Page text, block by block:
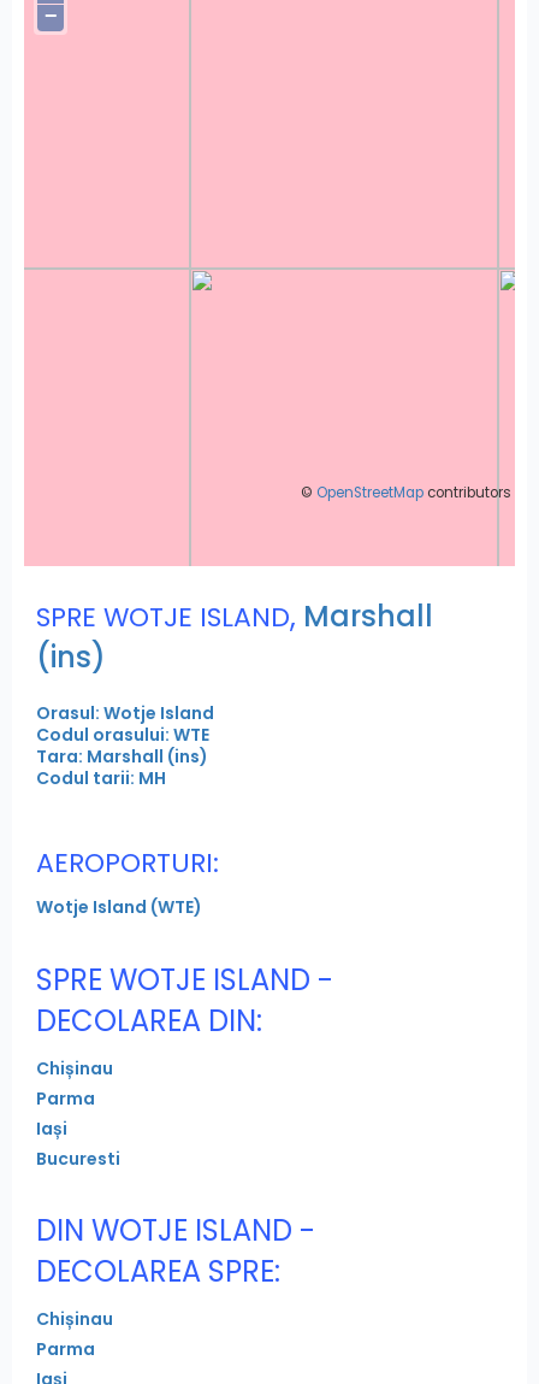
−
© OpenStreetMap contributors
SPRE WOTJE ISLAND, Marshall
(ins)
Orasul: Wotje Island
Codul orasului: WTE
Tara: Marshall (ins)
Codul tarii: MH
AEROPORTURI:
Wotje Island (WTE)
SPRE WOTJE ISLAND -
DECOLAREA DIN:
Chișinau
Parma
Iași
Bucuresti
DIN WOTJE ISLAND -
DECOLAREA SPRE:
Chișinau
Parma
Iași